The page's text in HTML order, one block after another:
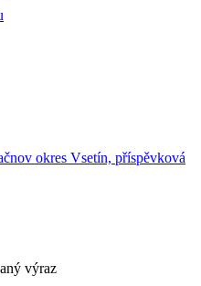
okres Vsetín, příspěvková
výraz